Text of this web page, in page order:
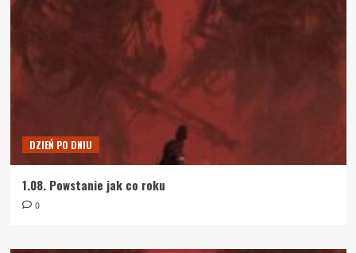
DZIEŃ PO DNIU
1.08. Powstanie jak co roku
0